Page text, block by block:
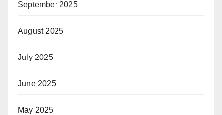
September 2025
August 2025
July 2025
June 2025
May 2025